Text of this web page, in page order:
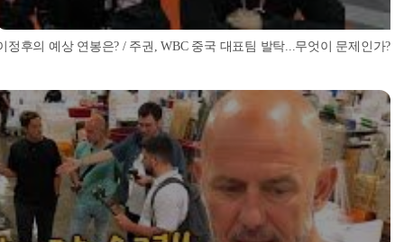
정후의 예상 연봉은? / 주권, WBC 중국 대표팀 발탁...무엇이 문제인가?